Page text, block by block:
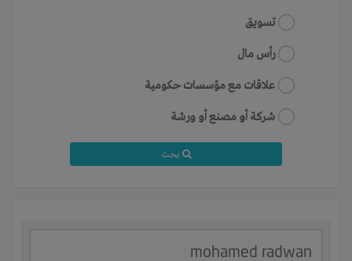
تسويق
رأس مال
علاقات مع مؤسسات حكومية
شركة أو مصنع أو ورشة
mohamed radwan